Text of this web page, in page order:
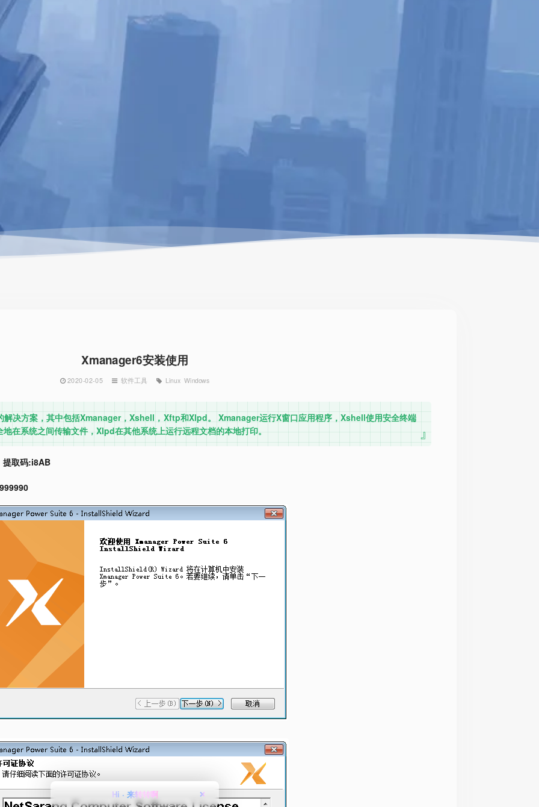
Xmanager6安装使用
2020-02-05 软件工具 Linux Windows
决方案，其中包括Xmanager，Xshell，Xftp和Xlpd。 Xmanager运行X窗口应用程序，Xshell使用安全终端
在系统之间传输文件，Xlpd在其他系统上运行远程文档的本地打印。
提取码:i8AB
Hi · 来转转啊 ❌